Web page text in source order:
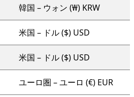
韓国 – ウォン (₩) KRW
米国 – ドル ($) USD
米国 – ドル ($) USD
ユーロ圏 – ユーロ (€) EUR